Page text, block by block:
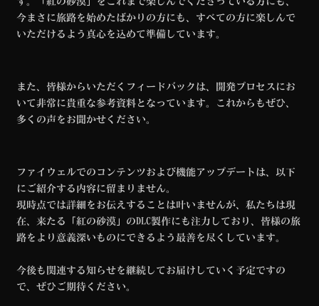
今まさに旅路を始めたばかりの方にも、すべての方に楽しんで
いただけるよう真心を込めて準備しています。
また、皆様からいただくフィードバックは、開発プロセスにお
いて非常に貴重な参考資料となっています。これからもぜひ、
多くの声をお聞かせください。
ファイウェルでのコンテンツおよび機能アップデートは、以下
にご紹介する内容に留まりません。
現時点では詳細をお伝えすることは叶いませんが、私たちは現
在、来たる「紅の砂漠」のDLC製作にも注力しており、 皆様の旅
路をより意義深いものにできるよう最善を尽くしています。
今後も関連する知らせを継続してお届けしていく予定ですの
で、ぜひご期待ください。